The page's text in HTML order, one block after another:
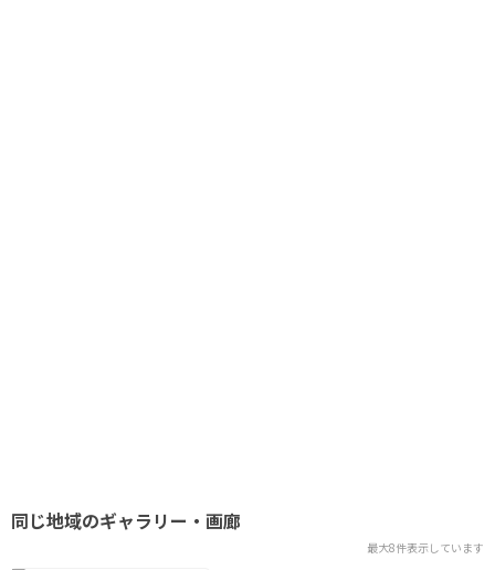
同じ地域のギャラリー・画廊
最大8件表示しています